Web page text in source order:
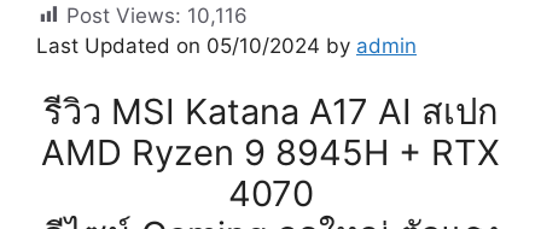
Post Views: 10,116
Last Updated on 05/10/2024 by admin
รีวิว MSI Katana A17 AI สเปก
AMD Ryzen 9 8945H + RTX
4070